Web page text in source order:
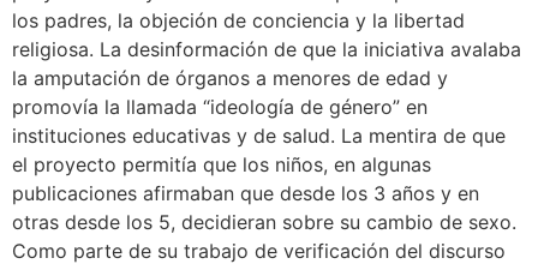
los padres, la objeción de conciencia y la libertad
religiosa. La desinformación de que la iniciativa avalaba
la amputación de órganos a menores de edad y
promovía la llamada “ideología de género” en
instituciones educativas y de salud. La mentira de que
el proyecto permitía que los niños, en algunas
publicaciones afirmaban que desde los 3 años y en
otras desde los 5, decidieran sobre su cambio de sexo.
Como parte de su trabajo de verificación del discurso